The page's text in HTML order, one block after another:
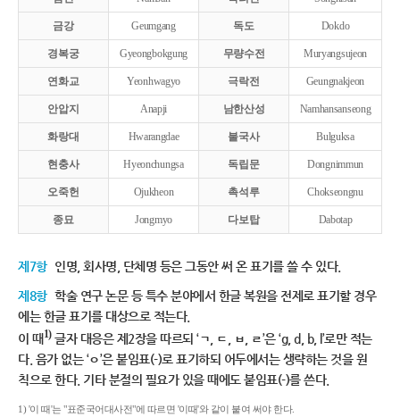
금강 Geumgang 독도 Dokdo
경복궁 Gyeongbokgung 무량수전 Muryangsujeon
연화교 Yeonhwagyo 극락전 Geungnakjeon
안압지 Anapji 남한산성 Namhansanseong
화랑대 Hwarangdae 불국사 Bulguksa
현충사 Hyeonchungsa 독립문 Dongnimmun
오죽헌 Ojukheon 촉석루 Chokseongnu
종묘 Jongmyo 다보탑 Dabotap
제7항 인명, 회사명, 단체명 등은 그동안 써 온 표기를 쓸 수 있다.
제8항 학술 연구 논문 등 특수 분야에서 한글 복원을 전제로 표기할 경우
에는 한글 표기를 대상으로 적는다.
이 때1)글자 대응은 제2장을 따르되 ‘ㄱ, ㄷ, ㅂ, ㄹ’은 ‘g, d, b, l’로만 적는
다. 음가 없는 ‘ㅇ’은 붙임표(-)로 표기하되 어두에서는 생략하는 것을 원
칙으로 한다. 기타 분절의 필요가 있을 때에도 붙임표(-)를 쓴다.
1) '이 때'는 "표준국어대사전"에 따르면 '이때'와 같이 붙여 써야 한다.